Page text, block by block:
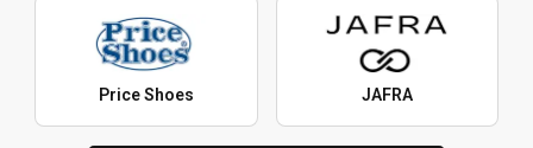
Price Shoes JAFRA